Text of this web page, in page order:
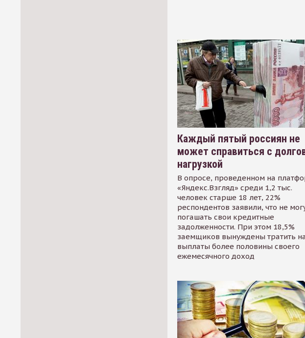
Каждый пятый россиян не
может справиться с
нагрузкой
В опросе, проведенном на
«Яндекс.Взгляд» среди 1,2 тыс.
человек старше 18 лет, 22%
респондентов заявили, что не
погашать свои кредитные
задолженности. При этом 18,5%
заемщиков вынуждены тратить
выплаты более половины своего
ежемесячного доход